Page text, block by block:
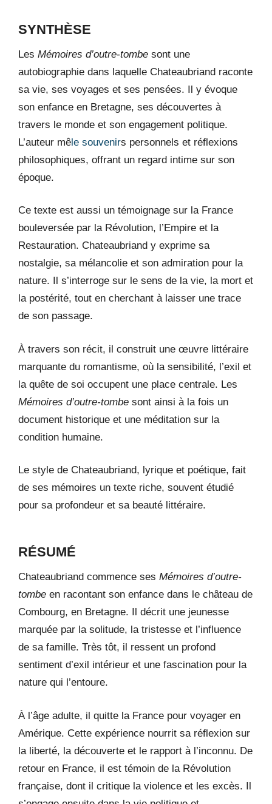
SYNTHÈSE
Les Mémoires d’outre-tombe sont une
autobiographie dans laquelle Chateaubriand raconte
sa vie, ses voyages et ses pensées. Il y évoque
son enfance en Bretagne, ses découvertes à
travers le monde et son engagement politique.
L’auteur mêle souvenirs personnels et réflexions
philosophiques, offrant un regard intime sur son
époque.
Ce texte est aussi un témoignage sur la France
bouleversée par la Révolution, l’Empire et la
Restauration. Chateaubriand y exprime sa
nostalgie, sa mélancolie et son admiration pour la
nature. Il s’interroge sur le sens de la vie, la mort et
la postérité, tout en cherchant à laisser une trace
de son passage.
À travers son récit, il construit une œuvre littéraire
marquante du romantisme, où la sensibilité, l’exil et
la quête de soi occupent une place centrale. Les
Mémoires d’outre-tombe sont ainsi à la fois un
document historique et une méditation sur la
condition humaine.
Le style de Chateaubriand, lyrique et poétique, fait
de ses mémoires un texte riche, souvent étudié
pour sa profondeur et sa beauté littéraire.
RÉSUMÉ
Chateaubriand commence ses Mémoires d’outre-
tombe en racontant son enfance dans le château de
Combourg, en Bretagne. Il décrit une jeunesse
marquée par la solitude, la tristesse et l’influence
de sa famille. Très tôt, il ressent un profond
sentiment d’exil intérieur et une fascination pour la
nature qui l’entoure.
À l’âge adulte, il quitte la France pour voyager en
Amérique. Cette expérience nourrit sa réflexion sur
la liberté, la découverte et le rapport à l’inconnu. De
retour en France, il est témoin de la Révolution
française, dont il critique la violence et les excès. Il